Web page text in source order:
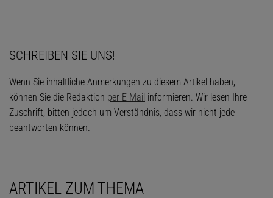
SCHREIBEN SIE UNS!
Wenn Sie inhaltliche Anmerkungen zu diesem Artikel haben,
können Sie die Redaktion per E-Mail informieren. Wir lesen Ihre
Zuschrift, bitten jedoch um Verständnis, dass wir nicht jede
beantworten können.
ARTIKEL ZUM THEMA